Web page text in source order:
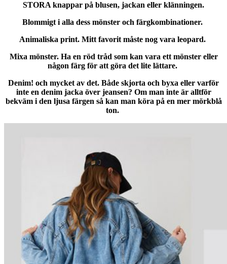
STORA knappar på blusen, jackan eller klänningen.
Blommigt i alla dess mönster och färgkombinationer.
Animaliska print. Mitt favorit måste nog vara leopard.
Mixa mönster. Ha en röd tråd som kan vara ett mönster eller
någon färg för att göra det lite lättare.
Denim! och mycket av det. Både skjorta och byxa eller varför
inte en denim jacka över jeansen? Om man inte är alltför
bekväm i den ljusa färgen så kan man köra på en mer mörkblå
ton.